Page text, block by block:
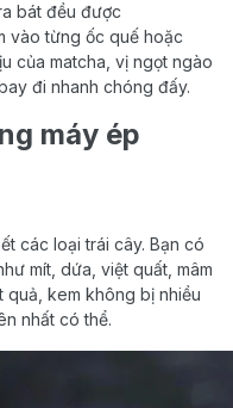
bát đều được
vào từng ốc quế hoặc
của matcha, vị ngọt ngào
đi nhanh chóng đấy.
máy ép
các loại trái cây. Bạn có
mít, dứa, việt quất, mâm
quả, kem không bị nhiều
nhất có thể.